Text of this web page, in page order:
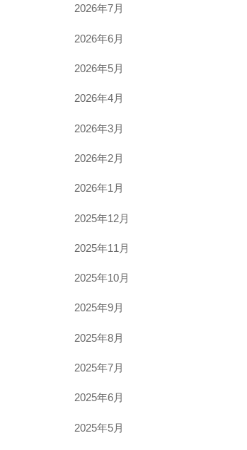
2026年7月
2026年6月
2026年5月
2026年4月
2026年3月
2026年2月
2026年1月
2025年12月
2025年11月
2025年10月
2025年9月
2025年8月
2025年7月
2025年6月
2025年5月